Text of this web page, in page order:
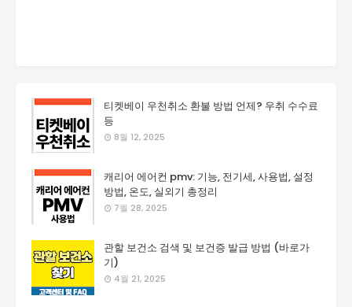
티켓베이 우천취소 환불 방법 언제? 우취 수수료
등
8월 12, 2025
캐리어 에어컨 pmv: 기능, 전기세, 사용법, 설정
방법, 온도, 실외기 총정리
7월 28, 2025
관할 보건소 검색 및 보건증 발급 방법 (바로가
기)
4월 21, 2025